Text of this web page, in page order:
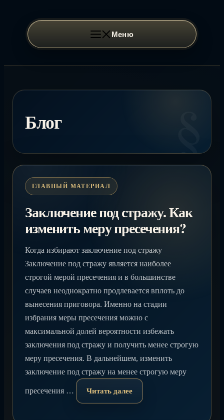
содержимому
Меню
Блог
Заключение под стражу. Как
изменить меру пресечения?
Когда избирают заключение под стражу
Заключение под стражу является наиболее
строгой мерой пресечения и в большинстве
случаев неоднократно продлевается вплоть до
вынесения приговора. Именно на стадии
избрания меры пресечения можно с
максимальной долей вероятности избежать
заключения под стражу и получить менее строгую
меру пресечения. В дальнейшем, изменить
заключение под стражу на менее строгую меру
пресечения … Читать далее